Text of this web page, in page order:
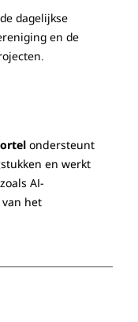
dagelijkse
en de
ondersteunt
en werkt
AI-
het